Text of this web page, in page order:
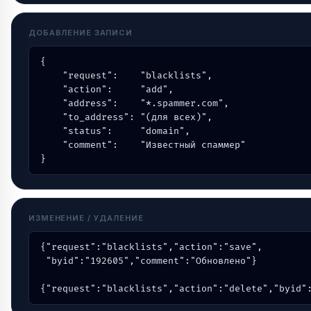
ДОБАВЛЕНИЕ ЗАПИСИ
{
    "request":    "blacklists",
    "action":     "add",
    "address":    "*.spammer.com",
    "to_address": "(для всех)",
    "status":     "domain",
    "comment":    "Известный спаммер"
}
ИЗМЕНЕНИЕ / УДАЛЕНИЕ
{"request":"blacklists","action":"save",
"byid":"192605","comment":"Обновлено"}